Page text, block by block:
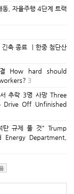
, 자율주행 4단계 트랙
축 종료 ㅣ한중 첨단산
결 How hard should
3
추락 3명 사망 Three
Off Unfinished
탄 규제 풀 것" Trump
Department,